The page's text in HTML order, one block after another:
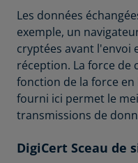
Les données
exemple, un
cryptées avant l'envoi
réception. La force de
fonction de la force en
fourni ici permet le
transmissions de
DigiCert Sceau de